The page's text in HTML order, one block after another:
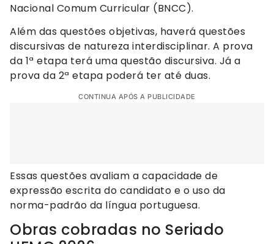
Nacional Comum Curricular (BNCC).
Além das questões objetivas, haverá questões
discursivas de natureza interdisciplinar. A prova
da 1ª etapa terá uma questão discursiva. Já a
prova da 2ª etapa poderá ter até duas.
CONTINUA APÓS A PUBLICIDADE
Essas questões avaliam a capacidade de
expressão escrita do candidato e o uso da
norma-padrão da língua portuguesa.
Obras cobradas no Seriado